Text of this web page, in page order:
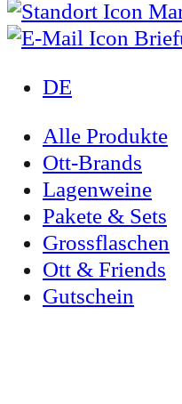
DE
Alle Produkte
Ott-Brands
Lagenweine
Pakete & Sets
Grossflaschen
Ott & Friends
Gutschein